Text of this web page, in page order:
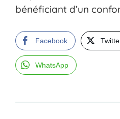
bénéficiant d’un
Facebook
WhatsApp